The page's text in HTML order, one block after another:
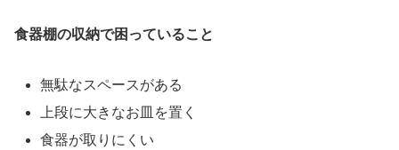
食器棚の収納で困っていること
無駄なスペースがある
上段に大きなお皿を置く
食器が取りにくい